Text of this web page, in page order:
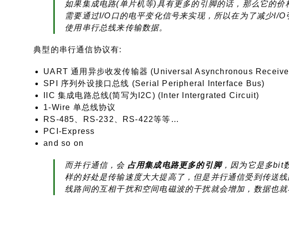
如果集成电路(单片机等)具有更多的引脚的话，那么它的
需要通过I/O口的电平变化信号来实现，所以在为了减少I/
使用串行总线来传输数据。
典型的串行通信协议有:
UART 通用异步收发传输器 (Universal Asynchronous
SPI 序列外设接口总线 (Serial Peripheral Interface Bus)
IIC 集成电路总线(简写为I2C) (Inter Intergrated Circuit)
1-Wire 单总线协议
RS-485、RS-232、RS-422等等…
PCI-Express
and so on
而并行通信，会 占用集成电路更多的引脚，因为它是多bit
样的好处是传输速度大大提高了，但是并行通信受到传送
线路间的互相干扰和空间电磁波的干扰就会增加，数据也